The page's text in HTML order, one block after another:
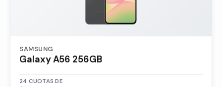
SAMSUNG
Galaxy A56 256GB
24 CUOTAS DE